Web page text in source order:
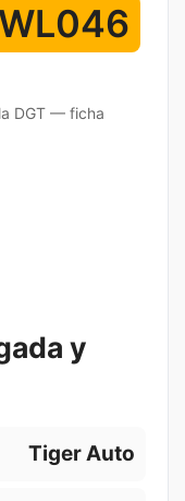
DGT — ficha
y
Tiger Auto